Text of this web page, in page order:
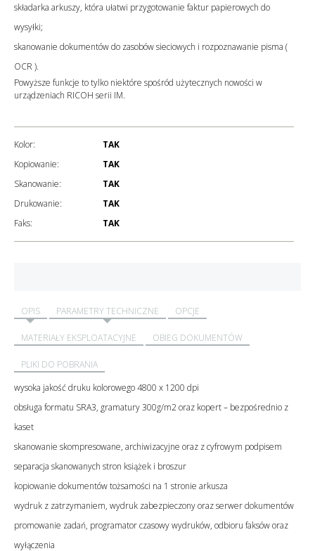
składarka arkuszy, która ułatwi przygotowanie faktur papierowych do
wysyłki;
skanowanie dokumentów do zasobów sieciowych i rozpoznawanie pisma (
OCR ).
Powyższe funkcje to tylko niektóre spośród użytecznych nowości w
urządzeniach RICOH serii IM.
Kolor:
TAK
Kopiowanie:
TAK
Skanowanie:
TAK
Drukowanie:
TAK
Faks:
TAK
OPIS PARAMETRY TECHNICZNE OPCJE
MATERIAŁY EKSPLOATACYJNE OBIEG DOKUMENTÓW
PLIKI DO POBRANIA
wysoka jakość druku kolorowego 4800 x 1200 dpi
obsługa formatu SRA3, gramatury 300g/m2 oraz kopert – bezpośrednio z
kaset
skanowanie skompresowane, archiwizacyjne oraz z cyfrowym podpisem
separacja skanowanych stron książek i broszur
kopiowanie dokumentów tożsamości na 1 stronie arkusza
wydruk z zatrzymaniem, wydruk zabezpieczony oraz serwer dokumentów
promowanie zadań, programator czasowy wydruków, odbioru faksów oraz
wyłączenia